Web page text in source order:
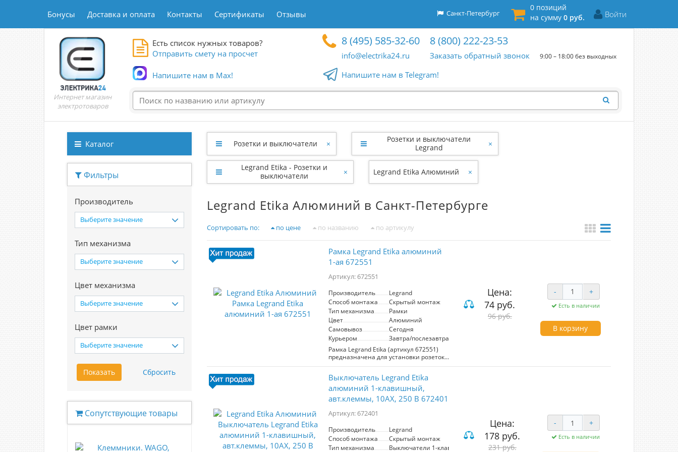
Бонусы Доставка и оплата Контакты Сертификаты Отзывы Войти
0 позиций
на сумму 0 руб.
Санкт-Петербург
Интернет магазин
электротоваров
Есть список нужных товаров?
Отправить смету на просчет
Напишите нам в Max!
8 (495) 585-32-60
info@electrika24.ru
8 (800) 222-23-53
Заказать обратный звонок 9:00 – 18:00 без выходных
Напишите нам в Telegram!
Каталог
Фильтры
Производитель
Выберите значение
Тип механизма
Выберите значение
Цвет механизма
Выберите значение
Цвет рамки
Выберите значение
Сопутствующие товары
Розетки и выключатели ×
Розетки и выключатели
Legrand
×
Legrand Etika - Розетки и
выключатели
× Legrand Etika Алюминий ×
Legrand Etika Алюминий в Санкт-Петербурге
Сортировать по: по цене по названию по артикулу
Рамка Legrand Etika алюминий
1-ая 672551
Артикул: 672551
Производитель
Legrand
Способ монтажа
Скрытый монтаж
Тип механизма
Рамки
Цвет
Алюминий
Самовывоз
Сегодня
Курьером
Завтра/послезавтра
Рамка Legrand Etika (артикул 672551)
предназначена для установки розеток
и выключателей, обеспечивая
Она выполнена в элегантном
алюминиевом цвете и имеет матовую
поверхность, что придаёт изделию
современный вид. Конструкция
изготовлена из высококачественного
АБС пластика, который не
выгоранию и загрязнениям, что
гарантирует долговечность и простоту
ухода. Удобное крепление на
Цена:
74 руб.
96 руб.
- +
Есть в наличии
В корзину
Выключатель Legrand Etika
алюминий 1-клавишный,
авт.клеммы, 10AX, 250 В 672401
Артикул: 672401
Производитель
Legrand
Способ монтажа
Скрытый монтаж
Тип механизма
Выключатели 1-клавишные
Цена:
178 руб.
231 руб.
- +
Есть в наличии